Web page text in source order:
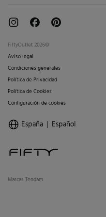
FiftyOutlet 2026©
Aviso legal
Condiciones generales
Política de Privacidad
Política de Cookies
Configuración de cookies
España Español
Marcas Tendam